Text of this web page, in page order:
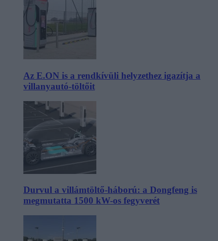
Az E.ON is a rendkívüli helyzethez igazítja a
villanyautó-töltőit
Durvul a villámtöltő-háború: a Dongfeng is
megmutatta 1500 kW-os fegyverét